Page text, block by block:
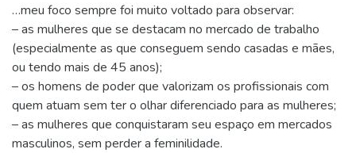
…meu foco sempre foi muito voltado para observar:
– as mulheres que se destacam no mercado de trabalho
(especialmente as que conseguem sendo casadas e mães,
ou tendo mais de 45 anos);
– os homens de poder que valorizam os profissionais com
quem atuam sem ter o olhar diferenciado para as mulheres;
– as mulheres que conquistaram seu espaço em mercados
masculinos, sem perder a feminilidade.